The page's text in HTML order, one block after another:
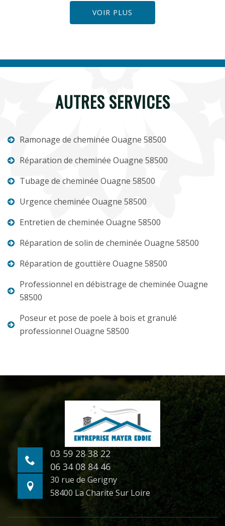
VOIR PLUS
AUTRES SERVICES
Ramonage de cheminée Ouagne 58500
Réparation de cheminée Ouagne 58500
Tubage de cheminée Ouagne 58500
Urgence cheminée Ouagne 58500
Entretien de cheminée Ouagne 58500
Réparation de solin de cheminée Ouagne 58500
Réparation de gouttière Ouagne 58500
Professionnel en débistrage de cheminée Ouagne
58500
Poseur et pose de poele à bois et granulé
professionnel Ouagne 58500
03 59 28 38 22
06 34 08 84 46
30 rue de Gerigny
58400 La Charite Sur Loire